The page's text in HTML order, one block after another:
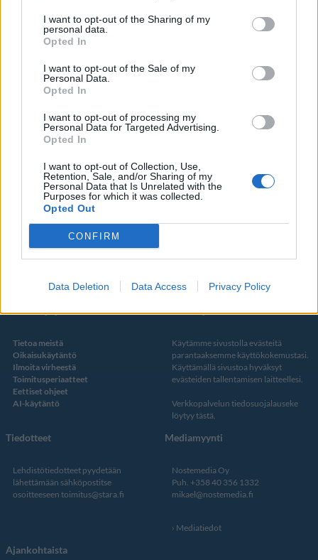
I want to opt-out of the Sharing of my
personal data.
Opted In
I want to opt-out of the Sale of my
Personal Data.
Opted In
I want to opt-out of processing my
Personal Data for Targeted Advertising.
Opted In
I want to opt-out of Collection, Use,
Retention, Sale, and/or Sharing of my
Personal Data that Is Unrelated with the
Purposes for which it was collected.
Opted Out
CONFIRM
Data Deletion Data Access Privacy Policy
RSS-ohje
Lifestyle
Matkailu
Viihde
Autot
Digi
Some
YouTube
Facebook
Twitter
Kustantaja ja toimitus
Tietoa meistä
Oikaisukäytäntö
Ilmoita virheestä
Toimitusperiaatteet
Eettiset ohjeet
AI-käytäntö
Tietosuojalauseke
Käytämme sivustolla evästeitä
parantaaksemme käyttökokemustasi.
Käyttämällä sivustoa hyväksyt
evästeiden tallentamisen laitteellesi.
Verkkopalvelun tiedosuojalauseke
löytyy tästä
Tiedotteet
Lehdistötiedotteet pyydetään
lähettämään sähköpostitse
osoitteeseen toimitus@stara.fi
Mediamyynti
Nostemedia Oy
Puh. +358 40 356 1332
mikael@nostemedia.fi
Mediatiedot
Ajankohtaista